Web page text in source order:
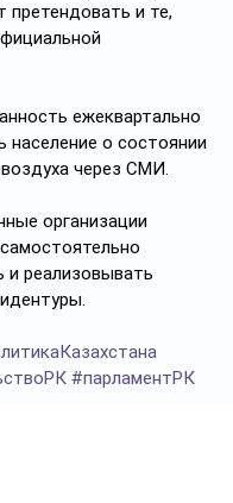
претендовать и те,
ежеквартально
население о состоянии
через СМИ.
организации
и реализовывать
#парламентРК